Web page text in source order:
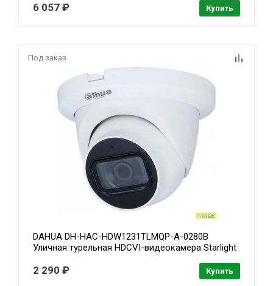
2.8мм, видеоаналитика, микрофон+динамик, ИК
6 057 ₽ Купить
Под заказ
DAHUA DH-HAC-HDW1231TLMQP-A-0280B
Уличная турельная HDCVI-видеокамера Starlight
корпус: металл, пластик, быстрый монтаж
2 290 ₽ Купить